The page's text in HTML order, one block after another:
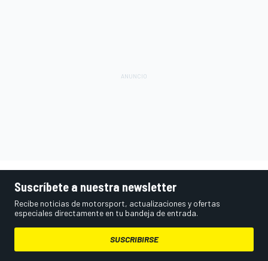
Suscríbete a nuestra newsletter
Recibe noticias de motorsport, actualizaciones y ofertas
especiales directamente en tu bandeja de entrada.
SUSCRIBIRSE